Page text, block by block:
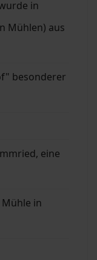
in
Mühlen) aus
besonderer
eine
in